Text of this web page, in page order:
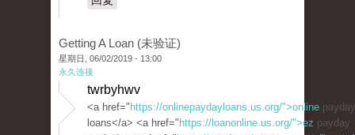
Getting A Loan (未验证)
星期日, 06/02/2019 - 13:00
永久连接
twrbyhwv
<a href=" https://onlinepaydayloans.us.org/">online payday
loans</a> <a href=" https://loanonline.us.org/">ez payday